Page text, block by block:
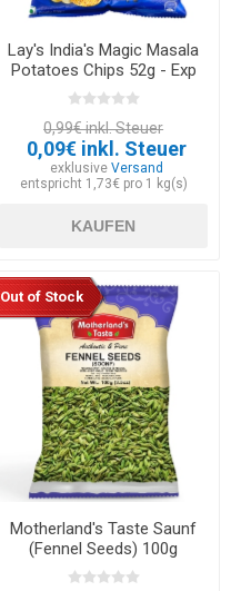
Lay's India's Magic Masala
Potatoes Chips 52g - Exp
30.05.2026
0,99€ inkl. Steuer
0,09€ inkl. Steuer
exklusive Versand
entspricht 1,73€ pro 1 kg(s)
KAUFEN
Out of Stock
Motherland's Taste Saunf
(Fennel Seeds) 100g